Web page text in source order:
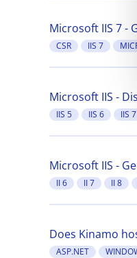
Microsoft IIS 7 -
CSR IIS 7
Microsoft IIS -
IIS 5 IIS 6 IIS 7
Microsoft IIS -
II 6 II 7 II 8
Does Kinamo
ASP.NET